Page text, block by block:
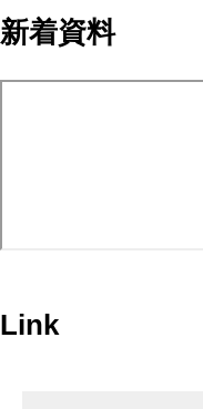
ー
ジ
送
ー
ジ
新着資料
Link